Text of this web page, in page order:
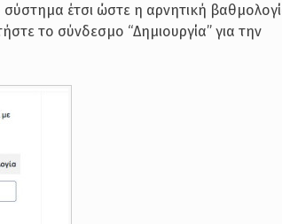
σύστημα έτσι ώστε η αρνητική
το σύνδεσμο “Δημιουργία” για την